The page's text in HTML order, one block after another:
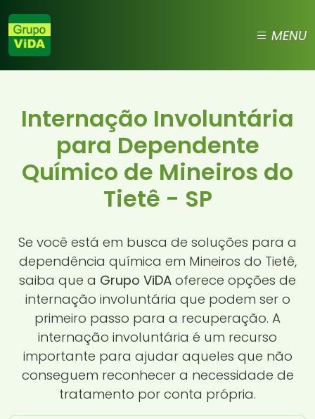
MENU
Internação Involuntária
para Dependente
Químico de Mineiros do
Tietê - SP
Se você está em busca de soluções para a
dependência química em Mineiros do Tietê,
saiba que a Grupo ViDA oferece opções de
internação involuntária que podem ser o
primeiro passo para a recuperação. A
internação involuntária é um recurso
importante para ajudar aqueles que não
conseguem reconhecer a necessidade de
tratamento por conta própria.